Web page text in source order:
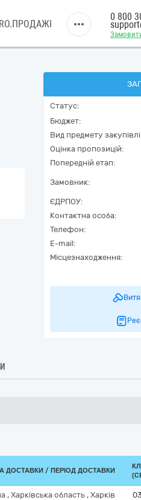
0 800
Статус:
Бюджет:
Вид предмету
Оцінка пропозицій:
Попередній етап:
Замовник:
ЄДРПОУ:
Контактна особа:
Телефон:
E-mail:
Місцезнаходження:
ДОСТАВКИ / ПЕРІОД ДОСТАВКИ
, Харківська область , Харків